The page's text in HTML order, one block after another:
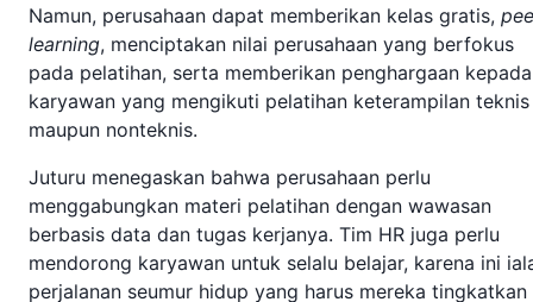
Namun, perusahaan dapat memberikan kelas gratis,
learning, menciptakan nilai perusahaan yang berfokus
pada pelatihan, serta memberikan penghargaan kepada
karyawan yang mengikuti pelatihan keterampilan teknis
maupun nonteknis.
Juturu menegaskan bahwa perusahaan perlu
menggabungkan materi pelatihan dengan wawasan
berbasis data dan tugas kerjanya. Tim HR juga perlu
mendorong karyawan untuk selalu belajar, karena ini
perjalanan seumur hidup yang harus mereka tingkatkan